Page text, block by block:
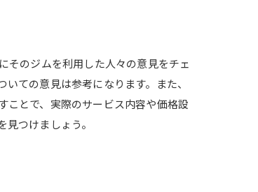
そのジムを利用した人々の意見をチェ
ての意見は参考になります。また、
ことで、実際のサービス内容や価格設
つけましょう。